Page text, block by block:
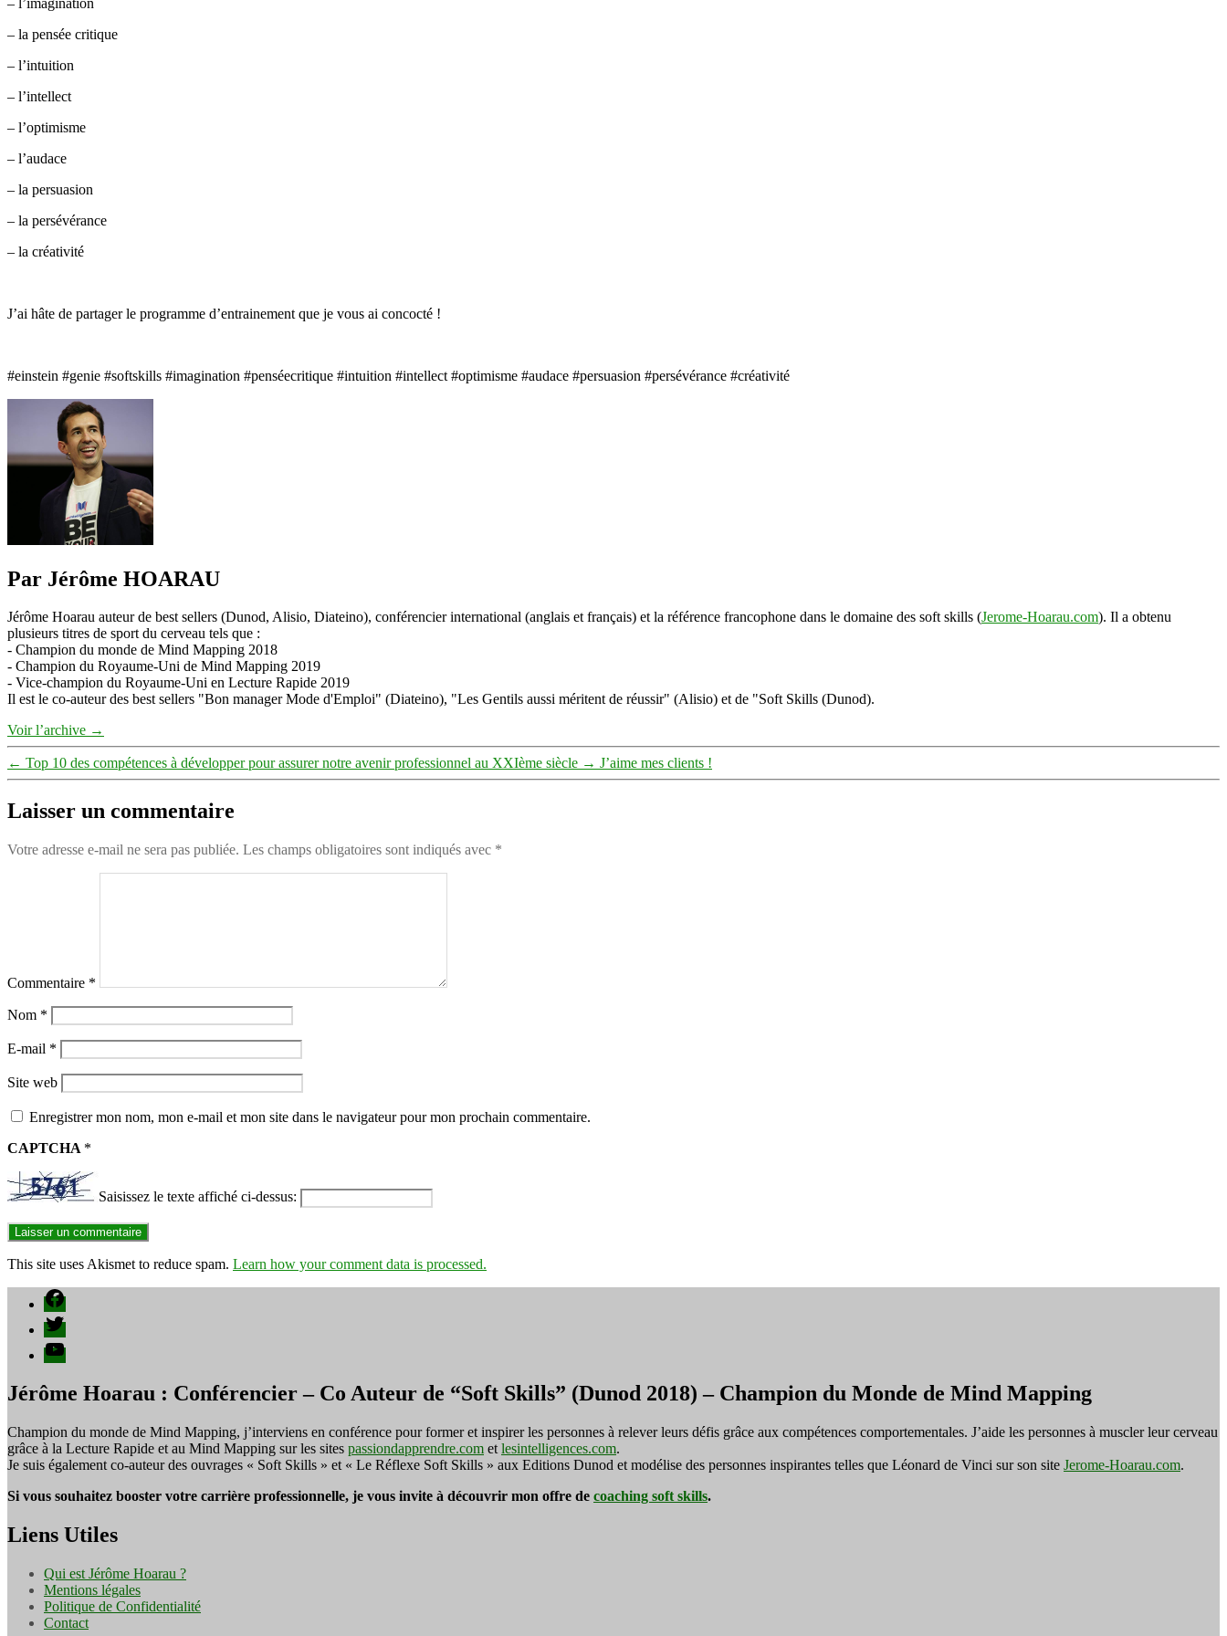
– la pensée critique⁠
– l’intuition⁠
– l’intellect⁠
– l’optimisme⁠
– l’audace⁠
– la persuasion⁠
– la persévérance⁠
– la créativité⁠ ⁠
J’ai hâte de partager le programme d’entrainement que je vous ai concocté !⁠ ⁠
#einstein #genie #softskills #imagination #penséecritique #intuition #intellect #optimisme #audace #persuasion #persévérance #créativité
Par Jérôme HOARAU
Jérôme Hoarau auteur de best sellers (Dunod, Alisio, Diateino), conférencier international (anglais et français) et la référence francophone dans le domaine des soft skills (Jerome-Hoarau.com). Il a obtenu
plusieurs titres de sport du cerveau tels que :
- Champion du monde de Mind Mapping 2018
- Champion du Royaume-Uni de Mind Mapping 2019
- Vice-champion du Royaume-Uni en Lecture Rapide 2019
Il est le co-auteur des best sellers "Bon manager Mode d'Emploi" (Diateino), "Les Gentils aussi méritent de réussir" (Alisio) et de "Soft Skills (Dunod).
Voir l’archive →
← Top 10 des compétences à développer pour assurer notre avenir professionnel au XXIème siècle → J’aime mes clients !
Laisser un commentaire
Votre adresse e-mail ne sera pas publiée. Les champs obligatoires sont indiqués avec *
Commentaire *
Nom *
E-mail *
Site web
Enregistrer mon nom, mon e-mail et mon site dans le navigateur pour mon prochain commentaire.
CAPTCHA *
Saisissez le texte affiché ci-dessus:
This site uses Akismet to reduce spam. Learn how your comment data is processed.
Facebook
Twitter
YouTube
Jérôme Hoarau : Conférencier – Co Auteur de “Soft Skills” (Dunod 2018) – Champion du Monde de Mind Mapping
Champion du monde de Mind Mapping, j’interviens en conférence pour former et inspirer les personnes à relever leurs défis grâce aux compétences comportementales. J’aide les personnes à muscler leur cerveau
grâce à la Lecture Rapide et au Mind Mapping sur les sites passiondapprendre.com et lesintelligences.com.
Je suis également co-auteur des ouvrages « Soft Skills » et « Le Réflexe Soft Skills » aux Editions Dunod et modélise des personnes inspirantes telles que Léonard de Vinci sur son site Jerome-Hoarau.com.
Si vous souhaitez booster votre carrière professionnelle, je vous invite à découvrir mon offre de coaching soft skills.
Liens Utiles
Qui est Jérôme Hoarau ?
Mentions légales
Politique de Confidentialité
Contact